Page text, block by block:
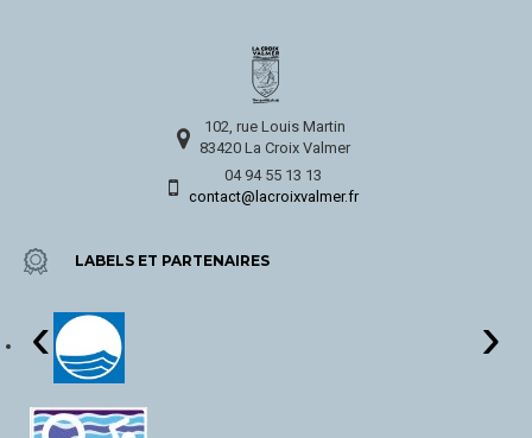
102, rue Louis Martin
83420 La Croix Valmer
04 94 55 13 13
contact@lacroixvalmer.fr
LABELS ET PARTENAIRES
‹ ›